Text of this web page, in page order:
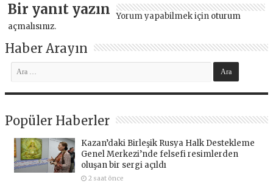
Bir yanıt yazın Yorum yapabilmek için oturum
açmalısınız.
Haber Arayın
Popüler Haberler
Kazan’daki Birleşik Rusya Halk Destekleme
Genel Merkezi’nde felsefi resimlerden
oluşan bir sergi açıldı
2 saat önce